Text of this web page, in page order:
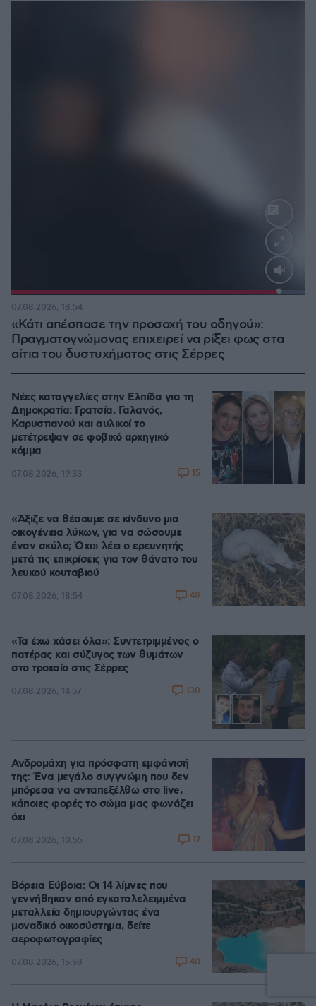
Loaded:
«Κάτι απέσπασε την προσοχή του οδηγού»:
Πραγματογνώμονας επιχειρεί να ρίξει φως στα
αίτια του δυστυχήματος στις Σέρρες
07.08.2026, 18:54
Νέες καταγγελίες στην Ελπίδα για τη
Δημοκρατία: Γρατσία, Γαλανός,
Καρυστιανού και αυλικοί το
μετέτρεψαν σε φοβικό αρχηγικό
κόμμα
07.08.2026, 19:33 15
«Άξιζε να θέσουμε σε κίνδυνο μια
οικογένεια λύκων, για να σώσουμε
έναν σκύλο; Όχι» λέει ο ερευνητής
μετά τις επικρίσεις για τον θάνατο του
λευκού κουταβιού
07.08.2026, 18:54 48
«Τα έχω χάσει όλα»: Συντετριμμένος ο
πατέρας και σύζυγος των θυμάτων
στο τροχαίο στις Σέρρες
07.08.2026, 14:57 130
Ανδρομάχη για πρόσφατη εμφάνισή
της: Ένα μεγάλο συγγνώμη που δεν
μπόρεσα να ανταπεξέλθω στο live,
κάποιες φορές το σώμα μας φωνάζει
όχι
07.08.2026, 10:55 17
Βόρεια Εύβοια: Οι 14 λίμνες που
γεννήθηκαν από εγκαταλελειμμένα
μεταλλεία δημιουργώντας ένα
μοναδικό οικοσύστημα, δείτε
αεροφωτογραφίες
07.08.2026, 15:58 40